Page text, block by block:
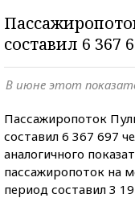
составил 6 367
В июне этот
Пассажиропоток
составил 6 367 697
аналогичного
пассажиропоток на
период составил 3